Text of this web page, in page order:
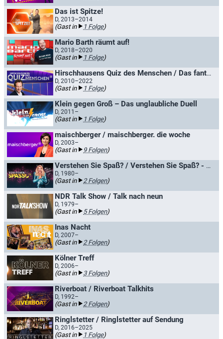
Das ist Spitze!
D, 2013–2014
(Gast in 1 Folge)
Mario Barth räumt auf!
D, 2018–2020
(Gast in 1 Folge)
Hirschhausens Quiz des Menschen / Das fantastische Quiz des Menschen
D, 2010–2022
(Gast in 1 Folge)
Klein gegen Groß – Das unglaubliche Duell
D, 2011–
(Gast in 1 Folge)
maischberger / maischberger. die woche
D, 2003–
(Gast in 9 Folgen)
Verstehen Sie Spaß? / Verstehen Sie Spaß? - Die Hallervorden-Show
D, 1980–
(Gast in 2 Folgen)
NDR Talk Show / Talk nach neun
D, 1979–
(Gast in 5 Folgen)
Inas Nacht
D, 2007–
(Gast in 2 Folgen)
Kölner Treff
D, 2006–
(Gast in 3 Folgen)
Riverboat / Riverboat Talkhits
D, 1992–
(Gast in 2 Folgen)
Ringlstetter / Ringlstetter auf Sendung
D, 2016–2025
(Gast in 1 Folge)